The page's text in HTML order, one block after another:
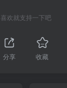
喜欢就支持一下吧
分享 收藏